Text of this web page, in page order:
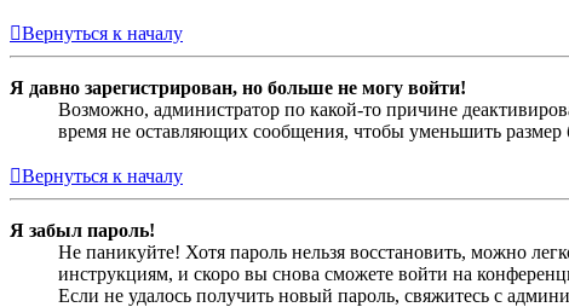
Вернуться к началу
Я давно зарегистрирован, но больше не могу войти!
Возможно, администратор по какой-то причине
время не оставляющих сообщения, чтобы уменьшить размер
Вернуться к началу
Я забыл пароль!
Не паникуйте! Хотя пароль нельзя восстановить, можно
инструкциям, и скоро вы снова сможете войти на
Если не удалось получить новый пароль, свяжитесь с